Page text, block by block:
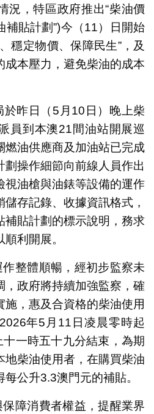
況，特區政府推出“柴油價
補貼計劃”)今（11）日開始
穩定物價、保障民生”，及
成本壓力，避免柴油的成本
於昨日（5月10日）晚上柴
員到本澳21間油站開展巡
燃油供應商及加油站已完成
操作細節向前線人員作出
視油槍與油錶等設備的運作
存記錄、收據資訊格式，
補貼計劃的標示說明，務求
利開展。
整體順暢，經初步監察未
，政府將持續加強監察，確
，惠及合資格的柴油使用
年5月11日凌晨零時起
一時五十九分結束，為期
地柴油使用者，在購買柴油
公升3.3澳門元的補貼。
障消費者權益，提醒業界